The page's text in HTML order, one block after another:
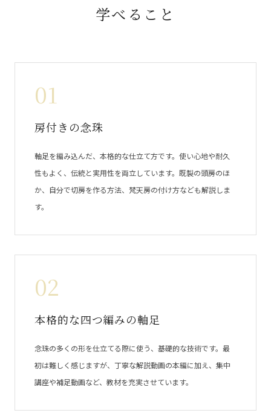
学べること
01
房付きの念珠
軸足を編み込んだ、本格的な仕立て方です。使い心地や耐久
性もよく、伝統と実用性を両立しています。既製の頭房のほ
か、自分で切房を作る方法、梵天房の付け方なども解説しま
す。
02
本格的な四つ編みの軸足
念珠の多くの形を仕立てる際に使う、基礎的な技術です。最
初は難しく感じますが、丁寧な解説動画の本編に加え、集中
講座や補足動画など、教材を充実させています。